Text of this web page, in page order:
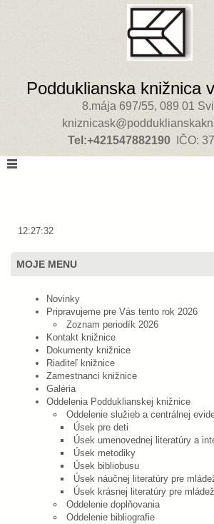
Podduklianska knižnica
8.mája 697/55, 089 01
Tel:+421547882190IČO:
12:27:32
MOJE MENU
Novinky
Pripravujeme pre Vás tento rok 2026
Zoznam periodík 2026
Kontakt knižnice
Dokumenty knižnice
Riaditeľ knižnice
Zamestnanci knižnice
Galéria
Oddelenia Podduklianskej knižnice
Oddelenie služieb a centrálnej
Úsek pre deti
Úsek umenovednej literatúry a
Úsek metodiky
Úsek bibliobusu
Úsek náučnej literatúry pre
Úsek krásnej literatúry pre
Oddelenie doplňovania
Oddelenie bibliografie